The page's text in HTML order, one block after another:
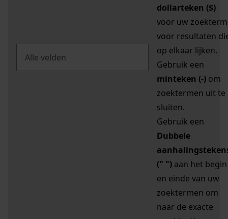
dollarteken ($)
voor uw zoekterm
voor resultaten
op elkaar lijken.
Gebruik een
minteken (-) om
zoektermen uit te
sluiten.
Gebruik een
Dubbele
(" ") aan het begin
en einde van uw
zoektermen om
naar de exacte